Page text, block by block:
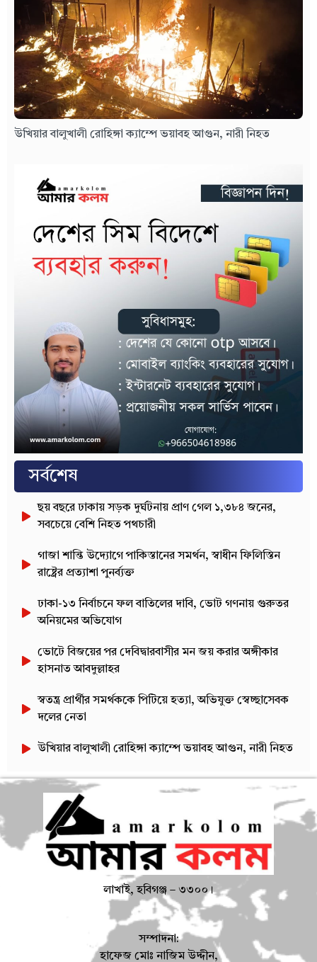
উখিয়ার বালুখালী রোহিঙ্গা ক্যাম্পে ভয়াবহ আগুন, নারী নিহত
সর্বশেষ
ছয় বছরে ঢাকায় সড়ক দুর্ঘটনায় প্রাণ গেল ১,৩৮৪ জনের,
সবচেয়ে বেশি নিহত পথচারী
গাজা শান্তি উদ্যোগে পাকিস্তানের সমর্থন, স্বাধীন ফিলিস্তিন
রাষ্ট্রের প্রত্যাশা পুনর্ব্যক্ত
ঢাকা-১৩ নির্বাচনে ফল বাতিলের দাবি, ভোট গণনায় গুরুতর
অনিয়মের অভিযোগ
ভোটে বিজয়ের পর দেবিদ্বারবাসীর মন জয় করার অঙ্গীকার
হাসনাত আবদুল্লাহর
স্বতন্ত্র প্রার্থীর সমর্থককে পিটিয়ে হত্যা, অভিযুক্ত স্বেচ্ছাসেবক
দলের নেতা
উখিয়ার বালুখালী রোহিঙ্গা ক্যাম্পে ভয়াবহ আগুন, নারী নিহত
লাখাই, হবিগঞ্জ – ৩৩০০।
সম্পাদনা:
হাফেজ মোঃ নাজিম উদ্দীন,